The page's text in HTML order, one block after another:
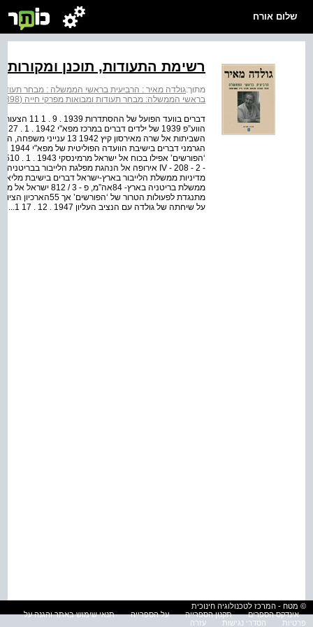
שלום אורח
רשימת התעודות, תוכנן
מתוך:גולדה מאיר : הרביעית בראשי הממשלה : מבחר תעודות
בראשי הממשלה: מבחר תעודות ומבואות מפרקי חייה (1978-1898)
על שיחתה של גולדה עם הנציב העליון 1947 . 12 . 17 1...
© מטח - המרכז לטכנולוגיה חינוכית
אינדקס הספרים
תקנון הספרייה על הספרייה
תנאי שימוש באתר והגנה על
פרטיות
הסדרי נגישות עזרה